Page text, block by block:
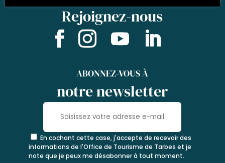
Rejoignez-nous
ABONNEZ-VOUS À
notre newsletter
En cochant cette case, j'accepte de recevoir des
informations de l'Office de Tourisme de Tarbes et je
note que je peux me désabonner à tout moment.